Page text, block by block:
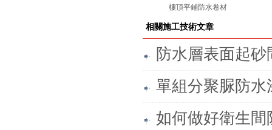
樓頂平鋪防水卷材
相關施工技術文章
防水層表面起
單組分聚脲防水
如何做好衛生間